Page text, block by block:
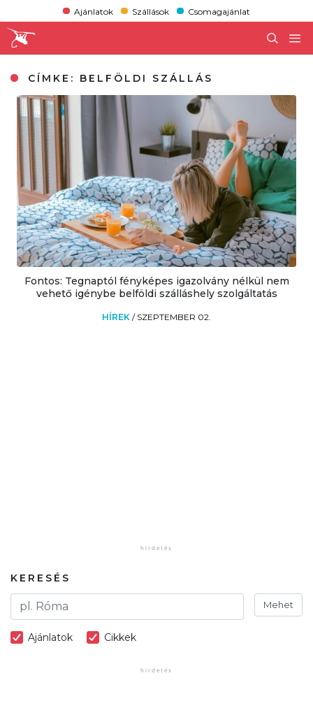
Ajánlatok Szállások Csomagajánlat
CÍMKE: BELFÖLDI SZÁLLÁS
Fontos: Tegnaptól fényképes igazolvány nélkül nem
vehető igénybe belföldi szálláshely szolgáltatás
HÍREK / SZEPTEMBER 02.
KERESÉS
Mehet
Ajánlatok Cikkek